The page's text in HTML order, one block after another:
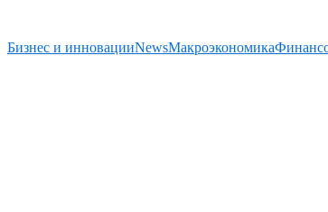
Бизнес и инновацииNewsМакроэкономика